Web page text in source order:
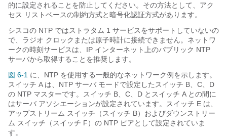
的に設定されることを防止してください。その方法として、アク
セス リストベースの制約方式と暗号化認証方式があります。
シスコの NTP ではストラタム 1 サービスをサポートしていないの
で、ラジオ クロックまたは原子時計に接続できません。ネットワ
ークの時刻サービスは、IP インターネット上のパブリック NTP
サーバから取得することを推奨します。
図 6-1 に、NTP を使用する一般的なネットワーク例を示します。
スイッチ A は、NTP サーバ モードで設定したスイッチ B、C、D
の NTP マスターです。スイッチ B、C、D とスイッチ A との間に
はサーバ アソシエーションが設定されています。スイッチ E は、
アップストリーム スイッチ（スイッチ B）およびダウンストリー
ム スイッチ（スイッチ F）の NTP ピアとして設定されていま
す。